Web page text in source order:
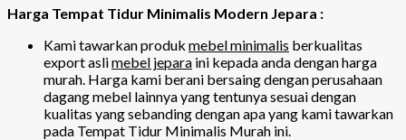
Harga Tempat Tidur Minimalis Modern Jepara :
Kami tawarkan produk mebel minimalis berkualitas
export aslimebel jepara ini kepada anda dengan harga
murah. Harga kami berani bersaing dengan perusahaan
dagang mebel lainnya yang tentunya sesuai dengan
kualitas yang sebanding dengan apa yang kami tawarkan
pada Tempat Tidur Minimalis Murah ini.